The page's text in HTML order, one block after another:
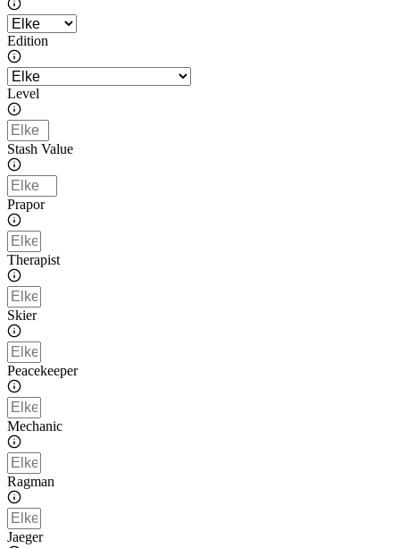
Edition
Level
Stash Value
Prapor
Therapist
Skier
Peacekeeper
Mechanic
Ragman
Jaeger